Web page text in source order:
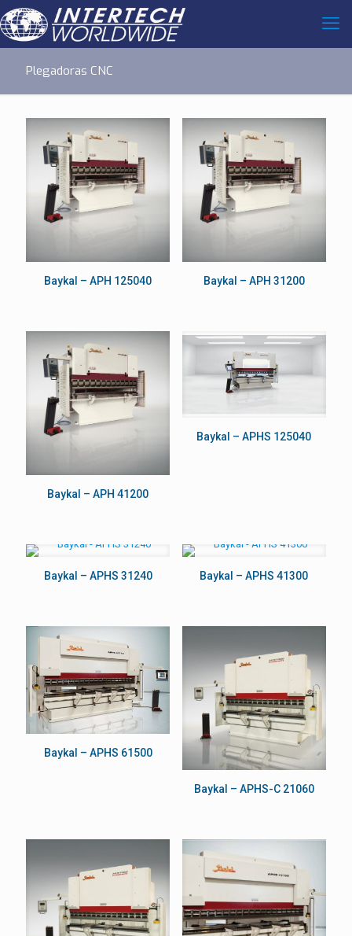
Plegadoras CNC
Baykal – APH 125040 Baykal – APH 31200
Baykal – APH 41200
Baykal – APHS 125040
Baykal – APHS 31240 Baykal – APHS 41300
Baykal – APHS 61500
Baykal – APHS-C 21060